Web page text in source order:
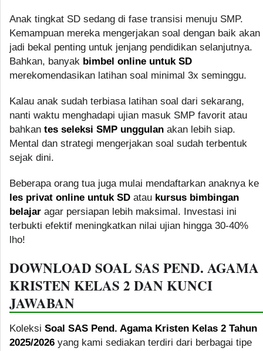
Anak tingkat SD sedang di fase transisi menuju SMP.
Kemampuan mereka mengerjakan soal dengan baik akan
jadi bekal penting untuk jenjang pendidikan selanjutnya.
Bahkan, banyak bimbel online untuk SD
merekomendasikan latihan soal minimal 3x seminggu.
Kalau anak sudah terbiasa latihan soal dari sekarang,
nanti waktu menghadapi ujian masuk SMP favorit atau
bahkan tes seleksi SMP unggulan akan lebih siap.
Mental dan strategi mengerjakan soal sudah terbentuk
sejak dini.
Beberapa orang tua juga mulai mendaftarkan anaknya ke
les privat online untuk SD atau kursus bimbingan
belajar agar persiapan lebih maksimal. Investasi ini
terbukti efektif meningkatkan nilai ujian hingga 30-40%
lho!
DOWNLOAD SOAL SAS PEND. AGAMA
KRISTEN KELAS 2 DAN KUNCI
JAWABAN
Koleksi Soal SAS Pend. Agama Kristen Kelas 2 Tahun
2025/2026 yang kami sediakan terdiri dari berbagai tipe